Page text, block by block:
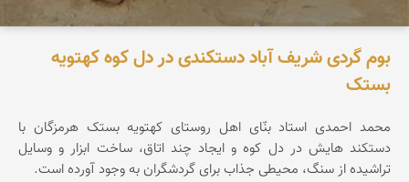
بوم گردی شریف آباد دستکندی در دل کوه کهتویه
بستک
محمد احمدی استاد بنّای اهل روستای کهتویه بستک هرمزگان با
دستکند هایش در دل کوه و ایجاد چند اتاق، ساخت ابزار و وسایل
تراشیده از سنگ، محیطی جذاب برای گردشگران به وجود آورده است.